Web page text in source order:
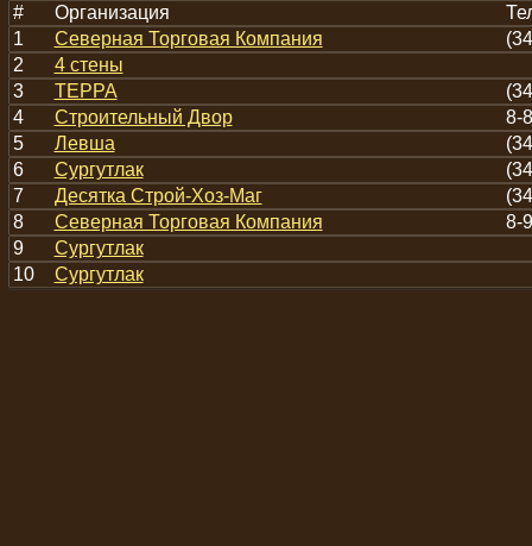
# Организация
1
Северная Торговая Компания
2
4 стены
3
ТЕРРА
4
Строительный Двор
8-
5
Левша
6
Сургутлак
7
Десятка Строй-Хоз-Маг
8
Северная Торговая Компания
8-
9
Сургутлак
10
Сургутлак